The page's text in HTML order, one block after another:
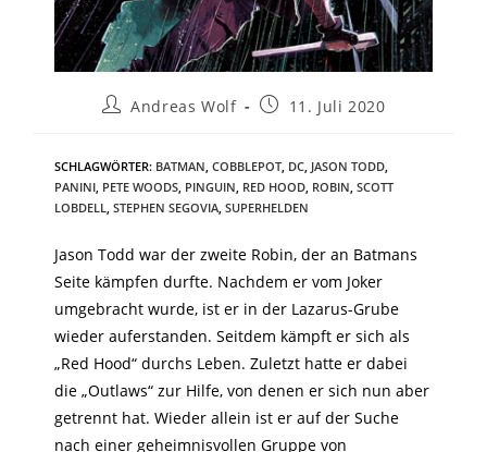
Andreas Wolf 11. Juli 2020
SCHLAGWÖRTER: BATMAN COBBLEPOT DC JASON TODD
PANINI PETE WOODS PINGUIN RED HOOD ROBIN SCOTT
LOBDELL STEPHEN SEGOVIA SUPERHELDEN
Jason Todd war der zweite Robin, der an Batmans
Seite kämpfen durfte. Nachdem er vom Joker
umgebracht wurde, ist er in der Lazarus-Grube
wieder auferstanden. Seitdem kämpft er sich als
„Red Hood“ durchs Leben. Zuletzt hatte er dabei
die „Outlaws“ zur Hilfe, von denen er sich nun aber
getrennt hat. Wieder allein ist er auf der Suche
nach einer geheimnisvollen Gruppe von